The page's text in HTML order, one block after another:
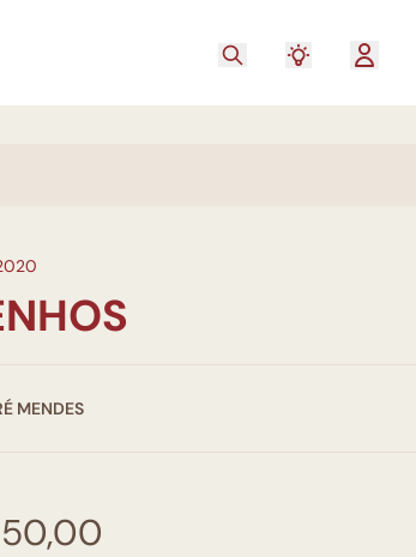
MENDES